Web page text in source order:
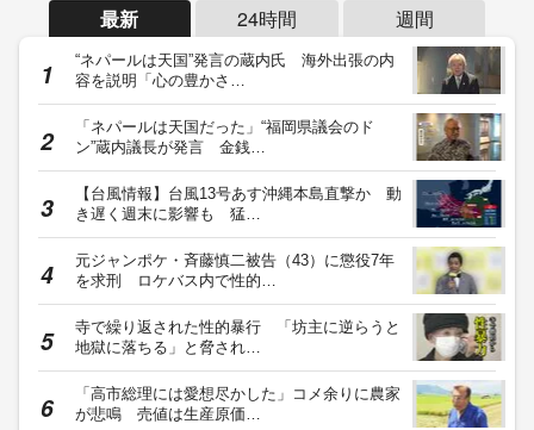
最新 24時間 週間
“ネパールは天国”発言の蔵内氏 海外出張の内
容を説明「心の豊かさ…
「ネパールは天国だった」“福岡県議会のド
ン”蔵内議長が発言 金銭…
【台風情報】台風13号あす沖縄本島直撃か 動
き遅く週末に影響も 猛…
元ジャンポケ・斉藤慎二被告（43）に懲役7年
を求刑 ロケバス内で性的…
寺で繰り返された性的暴行 「坊主に逆らうと
地獄に落ちる」と脅され…
「高市総理には愛想尽かした」コメ余りに農家
が悲鳴 売値は生産原価…